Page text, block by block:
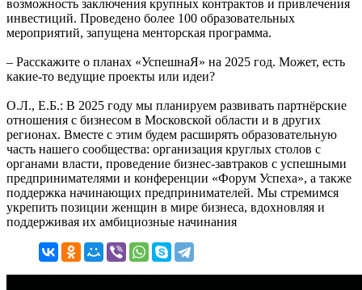
возможность заключения крупных контрактов и привлечения
инвестиций. Проведено более 100 образовательных
мероприятий, запущена менторская программа.
– Расскажите о планах «УспешнаЯ» на 2025 год. Может, есть
какие-то ведущие проекты или идеи?
О.Л., Е.Б.: В 2025 году мы планируем развивать партнёрские
отношения с бизнесом в Московской области и в других
регионах. Вместе с этим будем расширять образовательную
часть нашего сообщества: организация круглых столов с
органами власти, проведение бизнес-завтраков с успешными
предпринимателями и конференции «Форум Успеха», а также
поддержка начинающих предпринимателей. Мы стремимся
укрепить позиции женщин в мире бизнеса, вдохновляя и
поддерживая их амбициозные начинания